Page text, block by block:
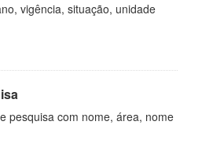
vigência, situação, unidade
pesquisa com nome, área, nome